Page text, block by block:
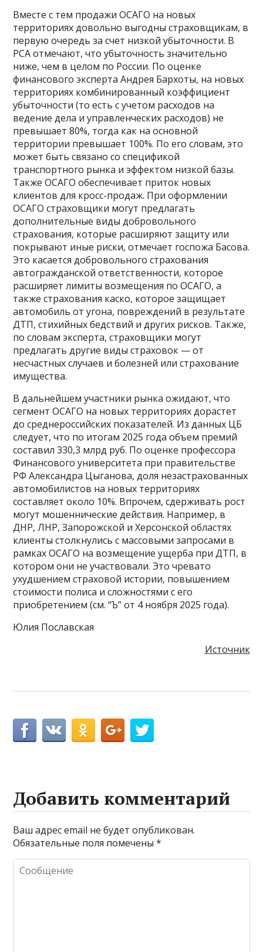
Вместе с тем продажи ОСАГО на новых
территориях довольно выгодны страховщикам, в
первую очередь за счет низкой убыточности. В
РСА отмечают, что убыточность значительно
ниже, чем в целом по России. По оценке
финансового эксперта Андрея Бархоты, на новых
территориях комбинированный коэффициент
убыточности (то есть с учетом расходов на
ведение дела и управленческих расходов) не
превышает 80%, тогда как на основной
территории превышает 100%. По его словам, это
может быть связано со спецификой
транспортного рынка и эффектом низкой базы.
Также ОСАГО обеспечивает приток новых
клиентов для кросс-продаж. При оформлении
ОСАГО страховщики могут предлагать
дополнительные виды добровольного
страхования, которые расширяют защиту или
покрывают иные риски, отмечает госпожа Басова.
Это касается добровольного страхования
автогражданской ответственности, которое
расширяет лимиты возмещения по ОСАГО, а
также страхования каско, которое защищает
автомобиль от угона, повреждений в результате
ДТП, стихийных бедствий и других рисков. Также,
по словам эксперта, страховщики могут
предлагать другие виды страховок — от
несчастных случаев и болезней или страхование
имущества.
В дальнейшем участники рынка ожидают, что
сегмент ОСАГО на новых территориях дорастет
до среднероссийских показателей. Из данных ЦБ
следует, что по итогам 2025 года объем премий
составил 330,3 млрд руб. По оценке профессора
Финансового университета при правительстве
РФ Александра Цыганова, доля незастрахованных
автомобилистов на новых территориях
составляет около 10%. Впрочем, сдерживать рост
могут мошеннические действия. Например, в
ДНР, ЛНР, Запорожской и Херсонской областях
клиенты столкнулись с массовыми запросами в
рамках ОСАГО на возмещение ущерба при ДТП, в
котором они не участвовали. Это чревато
ухудшением страховой истории, повышением
стоимости полиса и сложностями с его
приобретением (см. “Ъ” от 4 ноября 2025 года).
Юлия Пославская
Источник
Добавить комментарий
Ваш адрес email не будет опубликован.
Обязательные поля помечены*